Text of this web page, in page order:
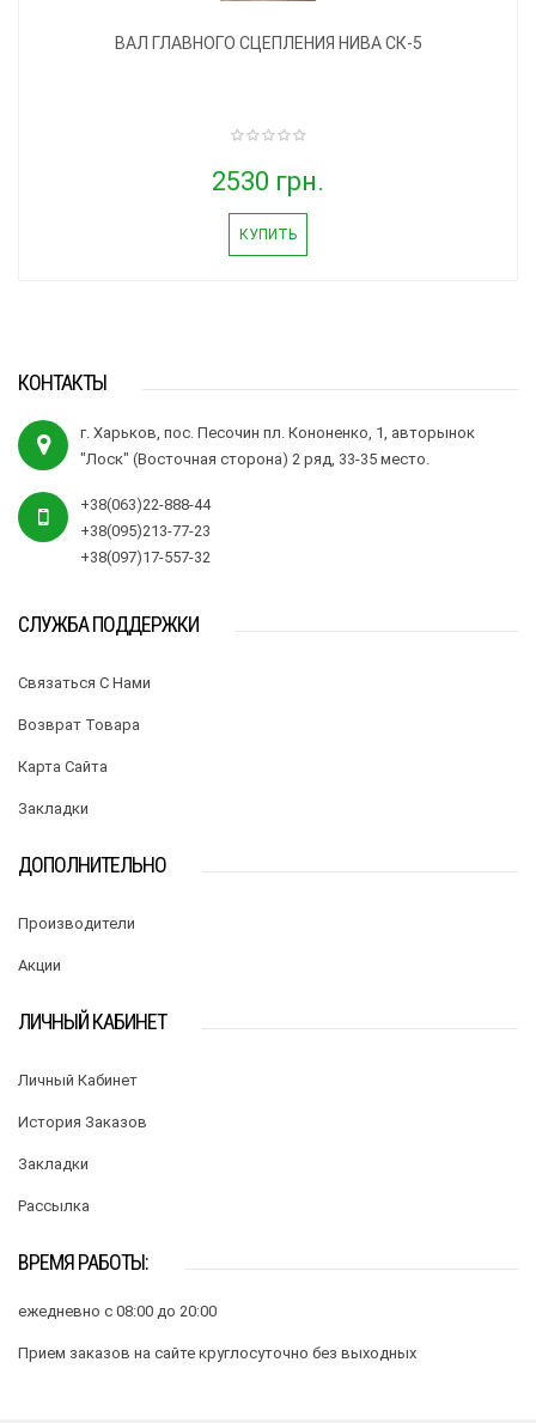
ВАЛ ГЛАВНОГО СЦЕПЛЕНИЯ НИВА СК-5
2530 грн.
КУПИТЬ
КОНТАКТЫ
г. Харьков, пос. Песочин пл. Кононенко, 1, авторынок
"Лоск" (Восточная сторона) 2 ряд, 33-35 место.
+38(063)22-888-44
+38(095)213-77-23
+38(097)17-557-32
СЛУЖБА ПОДДЕРЖКИ
Связаться С Нами
Возврат Товара
Карта Сайта
Закладки
ДОПОЛНИТЕЛЬНО
Производители
Акции
ЛИЧНЫЙ КАБИНЕТ
Личный Кабинет
История Заказов
Закладки
Рассылка
ВРЕМЯ РАБОТЫ:
ежедневно с 08:00 до 20:00
Прием заказов на сайте круглосуточно без выходных